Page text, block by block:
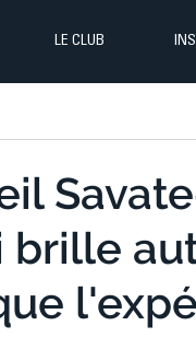
LE CLUB
brille